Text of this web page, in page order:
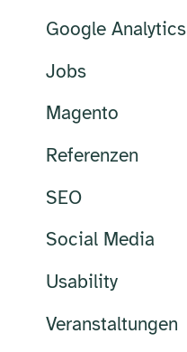
Google Analytics
Jobs
Magento
Referenzen
SEO
Social Media
Usability
Veranstaltungen